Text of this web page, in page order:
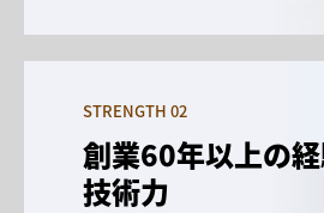
STRENGTH 02
創業60年以上の
技術力